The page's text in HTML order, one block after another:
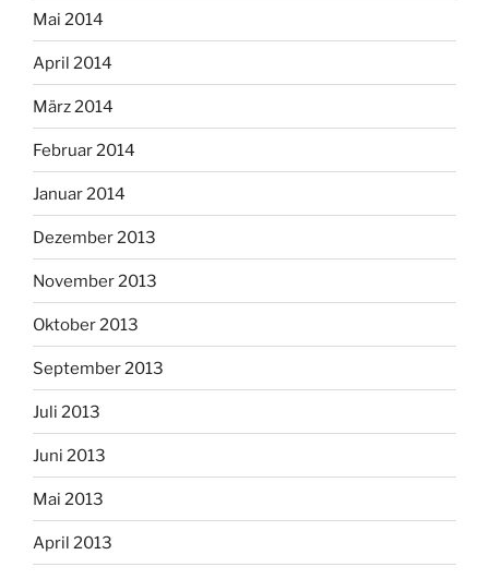
Mai 2014
April 2014
März 2014
Februar 2014
Januar 2014
Dezember 2013
November 2013
Oktober 2013
September 2013
Juli 2013
Juni 2013
Mai 2013
April 2013